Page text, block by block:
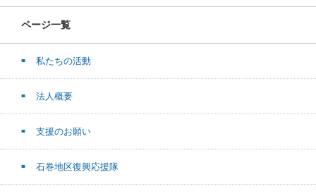
ページ一覧
私たちの活動
法人概要
支援のお願い
石巻地区復興応援隊